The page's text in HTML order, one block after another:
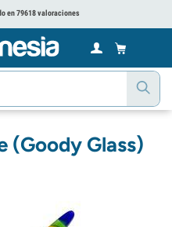
en 79618 valoraciones
(Goody Glass)